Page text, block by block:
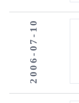
2006-07-10